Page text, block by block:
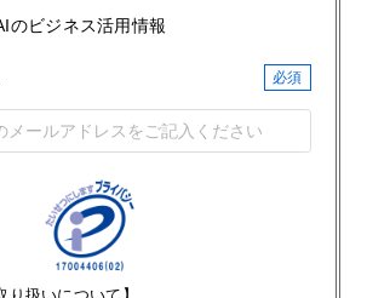
のビジネス活用情報